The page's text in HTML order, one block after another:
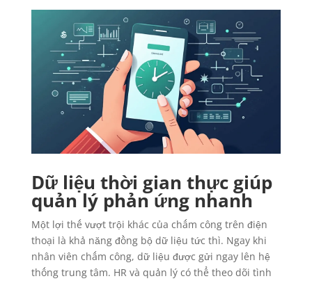
Dữ liệu thời gian thực giúp
quản lý phản ứng nhanh
Một lợi thế vượt trội khác của chấm công trên điện
thoại là khả năng đồng bộ dữ liệu tức thì. Ngay khi
nhân viên chấm công, dữ liệu được gửi ngay lên hệ
thống trung tâm. HR và quản lý có thể theo dõi tình